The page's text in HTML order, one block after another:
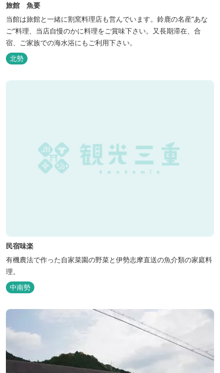
旅館 魚要
当館は旅館と一緒に割窯料理店も営んでいます。鈴鹿の名産”あな
ご”料理、当店自慢のかに料理をご賞味下さい。又長期滞在、合
宿、ご家族での海水浴にもご利用下さい。
北勢
民宿味楽
有機農法で作った自家菜園の野菜と伊勢志摩直送の魚介類の家庭料
理。
中南勢